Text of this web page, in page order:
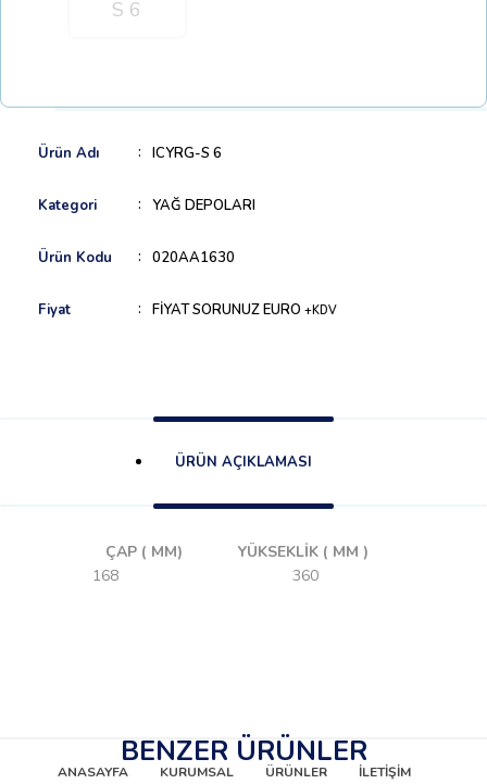
Ürün Adı ICYRG-S 6
Kategori YAĞ DEPOLARI
Ürün Kodu 020AA1630
Fiyat FİYAT SORUNUZ EURO +KDV
ÜRÜN AÇIKLAMASI
ÇAP ( MM)
YÜKSEKLİK ( MM )
168
360
BENZER ÜRÜNLER
ANASAYFA KURUMSAL ÜRÜNLER İLETİŞİM